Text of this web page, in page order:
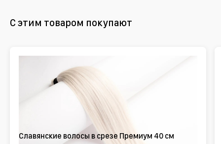
С этим товаром покупают
Славянские волосы в срезе Премиум 40 см